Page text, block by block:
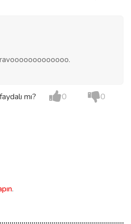
mı? 0 0
.